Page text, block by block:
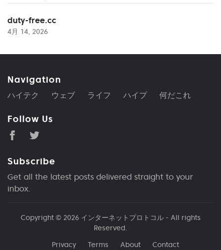
duty-free.cc
4月 14, 2026
Navigation
ハイテク ウェブ ライフ ハイプ 何だこれ
Follow Us
Subscribe
Get all the latest posts delivered straight to your
inbox.
Copyright © 2026 インターネットプロトコル- All rights
Reserved.
Privacy
Terms About Contact